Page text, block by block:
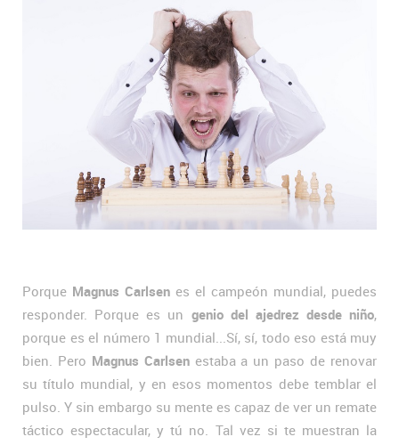
Porque Magnus Carlsen es el campeón mundial, puedes
responder. Porque es un genio del ajedrez desde niño,
porque es el número 1 mundial...Sí, sí, todo eso está muy
bien. Pero Magnus Carlsenestaba a un paso de renovar
su título mundial, y en esos momentos debe temblar el
pulso. Y sin embargo su mente es capaz de ver un remate
táctico espectacular, y tú no. Tal vez si te muestran la